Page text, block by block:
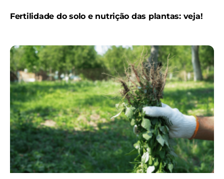
Fertilidade do solo e nutrição das plantas: veja!